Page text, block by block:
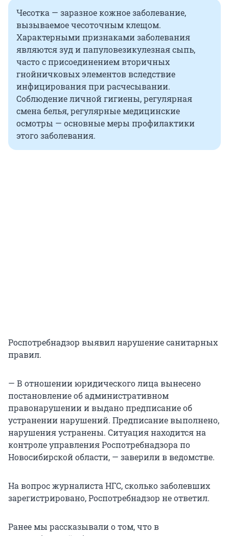
Чесотка — заразное кожное заболевание,
вызываемое чесоточным клещом.
Характерными признаками заболевания
являются зуд и папуловезикулезная сыпь,
часто с присоединением вторичных
гнойничковых элементов вследствие
инфицирования при расчесывании.
Соблюдение личной гигиены, регулярная
смена белья, регулярные медицинские
осмотры — основные меры профилактики
этого заболевания.
Роспотребнадзор выявил нарушение санитарных
правил.
— В отношении юридического лица вынесено
постановление об административном
правонарушении и выдано предписание об
устранении нарушений. Предписание выполнено,
нарушения устранены. Ситуация находится на
контроле управления Роспотребнадзора по
Новосибирской области, — заверили в ведомстве.
На вопрос журналиста НГС, сколько заболевших
зарегистрировано, Роспотребнадзор не ответил.
Ранее мы рассказывали о том, что в